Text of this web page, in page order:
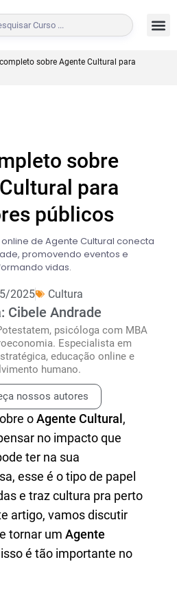
BUSCAR
sobre Agente Cultural para
sobre
para
públicos
2025 Cultura
Cibele Andrade
psicóloga com MBA
Especialista em
educação online e
humano.
nossos autores
oAgente Cultural ,
no impacto que
ter na sua
esse é o tipo de papel
e traz cultura pra perto
artigo, vamos discutir
tornar um Agente
é tão importante no